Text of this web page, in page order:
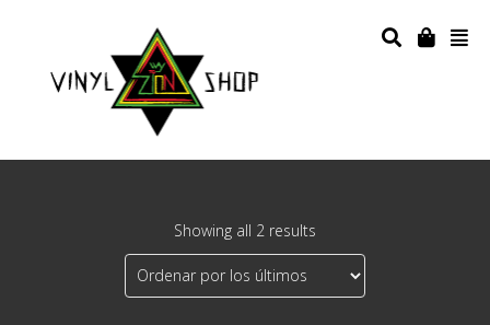
Showing all 2 results